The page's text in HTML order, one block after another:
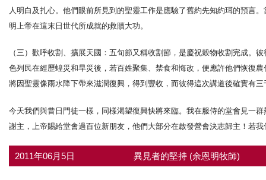
人明白及扎心。他們眼前所見到的聖靈工作是應驗了舊約先知約珥的預言
明上帝在這末日世代所成就的救贖大功。
（三）歡呼收割、擴展天國：五旬節又稱收割節，是慶祝穀物收割完成。
色列民在經歷蝗災和旱災後，若百姓聚集、禁食和悔改，便應許他們恢復
將因聖靈像雨水降下帶來滋潤復興，得到豐收，而彼得這次講道後確實有
今天我們與昔日門徒一樣，同樣渴望復興快將來臨。我在服侍的堂會見一
謝主，上帝賜給堂會過百位新朋友，他們大部分在啟發營會決志歸主！若
2011年06月5日 異見者的堅持 (余恩明牧師)